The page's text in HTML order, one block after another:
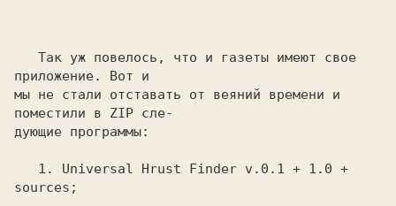
приложение. Вот и
мы не стали отставать от веяний времени и
поместили в ZIP сле-
дующие программы:
sources;